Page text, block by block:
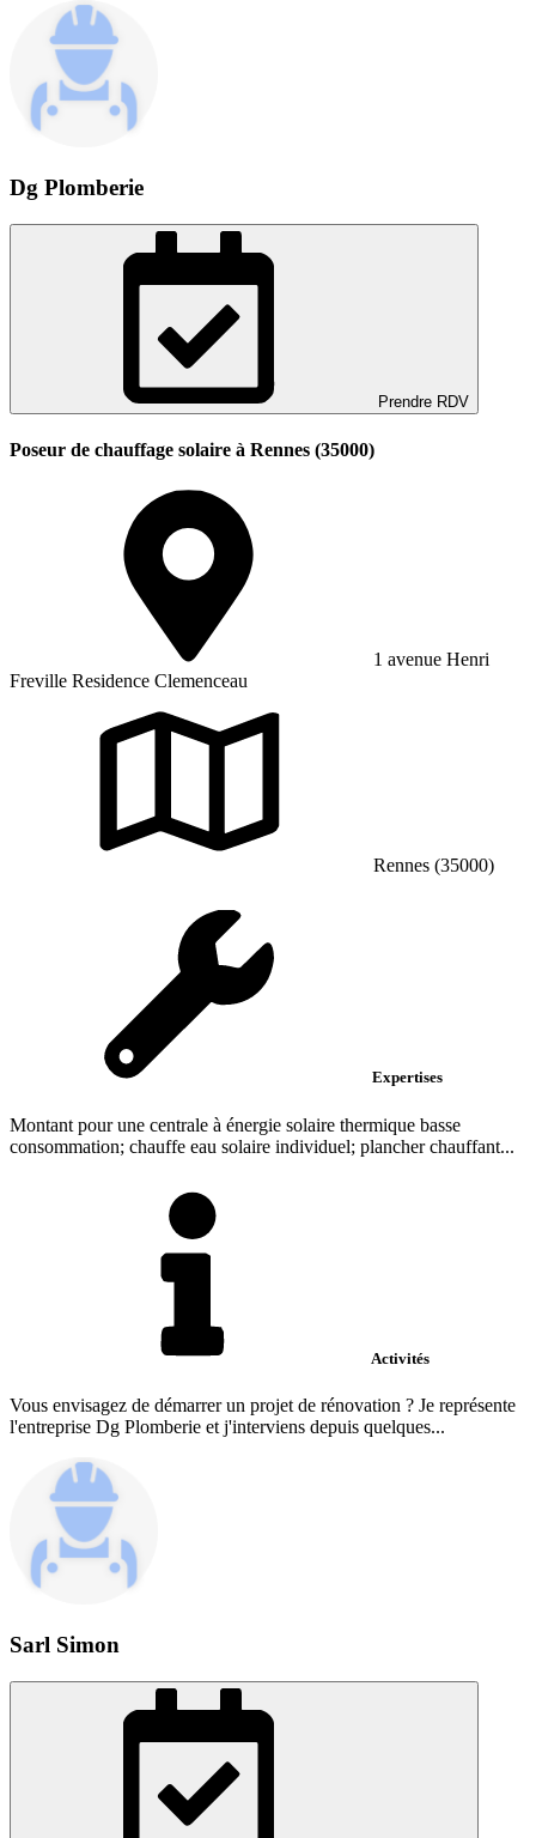
Dg Plomberie
Prendre RDV
Poseur de chauffage solaire à Rennes (35000)
1 avenue Henri
Freville Residence Clemenceau
Rennes (35000)
Expertises
Montant pour une centrale à énergie solaire thermique basse
consommation; chauffe eau solaire individuel; plancher chauffant...
Activités
Vous envisagez de démarrer un projet de rénovation ? Je représente
l'entreprise Dg Plomberie et j'interviens depuis quelques...
Sarl Simon